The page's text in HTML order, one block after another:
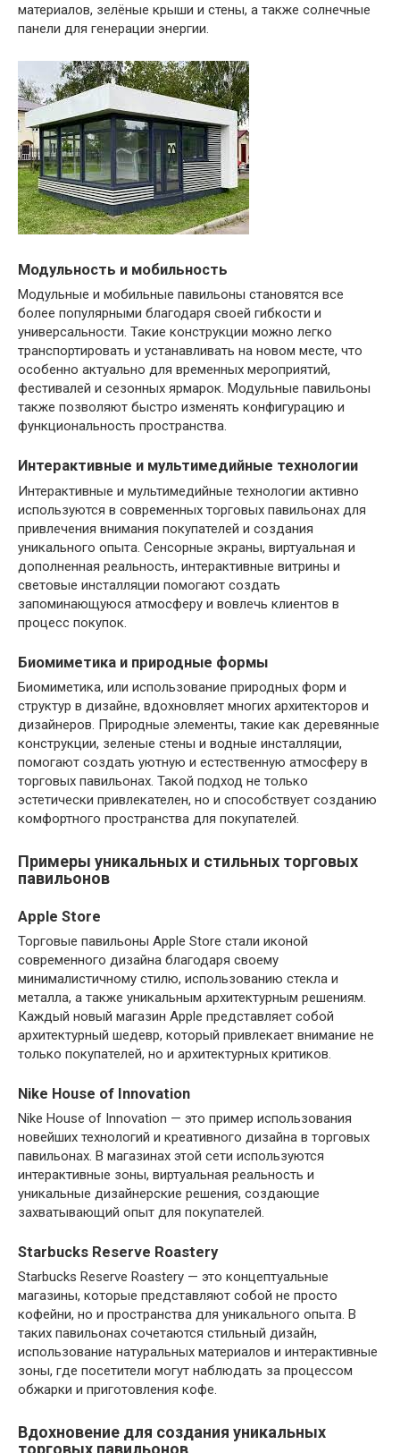
материалов, зелёные крыши и стены, а также солнечные
панели для генерации энергии.
Модульность и мобильность
Модульные и мобильные павильоны становятся все
более популярными благодаря своей гибкости и
универсальности. Такие конструкции можно легко
транспортировать и устанавливать на новом месте, что
особенно актуально для временных мероприятий,
фестивалей и сезонных ярмарок. Модульные павильоны
также позволяют быстро изменять конфигурацию и
функциональность пространства.
Интерактивные и мультимедийные технологии
Интерактивные и мультимедийные технологии активно
используются в современных торговых павильонах для
привлечения внимания покупателей и создания
уникального опыта. Сенсорные экраны, виртуальная и
дополненная реальность, интерактивные витрины и
световые инсталляции помогают создать
запоминающуюся атмосферу и вовлечь клиентов в
процесс покупок.
Биомиметика и природные формы
Биомиметика, или использование природных форм и
структур в дизайне, вдохновляет многих архитекторов и
дизайнеров. Природные элементы, такие как деревянные
конструкции, зеленые стены и водные инсталляции,
помогают создать уютную и естественную атмосферу в
торговых павильонах. Такой подход не только
эстетически привлекателен, но и способствует созданию
комфортного пространства для покупателей.
Примеры уникальных и стильных торговых
павильонов
Apple Store
Торговые павильоны Apple Store стали иконой
современного дизайна благодаря своему
минималистичному стилю, использованию стекла и
металла, а также уникальным архитектурным решениям.
Каждый новый магазин Apple представляет собой
архитектурный шедевр, который привлекает внимание не
только покупателей, но и архитектурных критиков.
Nike House of Innovation
Nike House of Innovation — это пример использования
новейших технологий и креативного дизайна в торговых
павильонах. В магазинах этой сети используются
интерактивные зоны, виртуальная реальность и
уникальные дизайнерские решения, создающие
захватывающий опыт для покупателей.
Starbucks Reserve Roastery
Starbucks Reserve Roastery — это концептуальные
магазины, которые представляют собой не просто
кофейни, но и пространства для уникального опыта. В
таких павильонах сочетаются стильный дизайн,
использование натуральных материалов и интерактивные
зоны, где посетители могут наблюдать за процессом
обжарки и приготовления кофе.
Вдохновение для создания уникальных
торговых павильонов